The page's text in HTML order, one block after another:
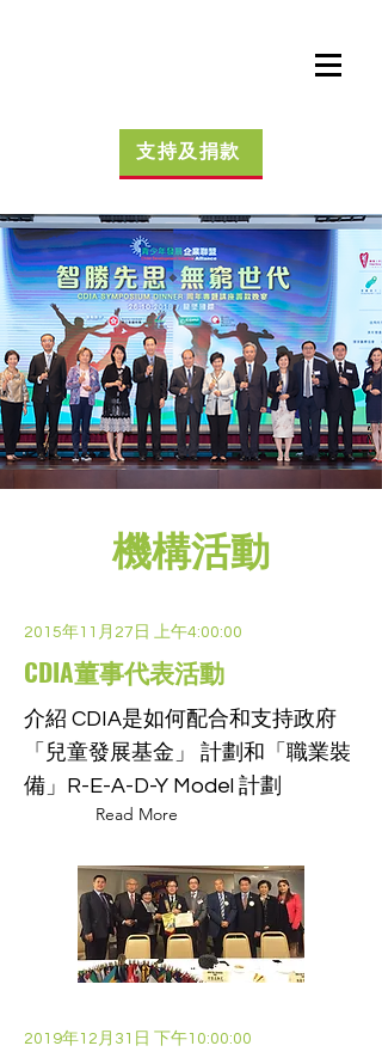
支持及捐款
機​構活動
2015年11月27日 上午4:00:00
CDIA董事代表活動
介紹 CDIA是如何配合和支持政府
「兒童發展基金」 計劃和「職業裝
備」R-E-A-D-Y Model 計劃
Read More
2019年12月31日 下午10:00:00